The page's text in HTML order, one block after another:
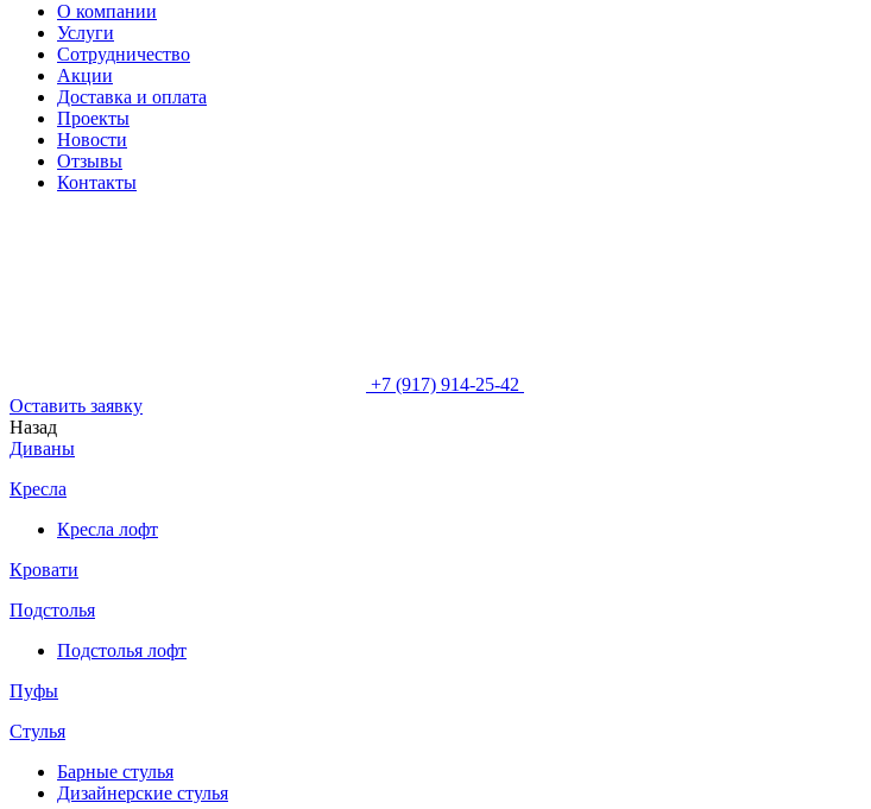
О компании
Услуги
Сотрудничество
Акции
Доставка и оплата
Проекты
Новости
Отзывы
Контакты
+7 (917) 914-25-42
Оставить заявку
Назад
Диваны
Кресла
Кресла лофт
Кровати
Подстолья
Подстолья лофт
Пуфы
Стулья
Барные cтулья
Дизайнерские cтулья